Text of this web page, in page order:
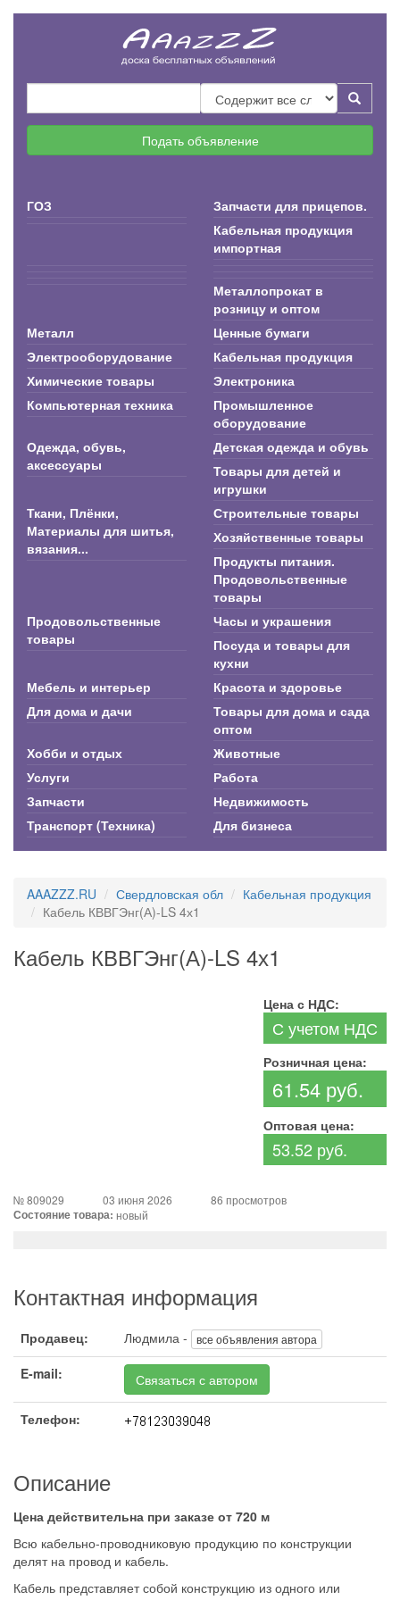
Подать объявление
ГОЗ
Запчасти для прицепов.
Кабельная продукция
импортная
Металлопрокат в
розницу и оптом
Металл
Ценные бумаги
Электрооборудование
Кабельная продукция
Химические товары
Электроника
Компьютерная техника
Промышленное
оборудование
Одежда, обувь,
аксессуары
Детская одежда и обувь
Товары для детей и
игрушки
Ткани, Плёнки,
Материалы для шитья,
вязания...
Строительные товары
Хозяйственные товары
Продукты питания.
Продовольственные
товары
Продовольственные
товары
Часы и украшения
Посуда и товары для
кухни
Мебель и интерьер
Красота и здоровье
Для дома и дачи
Товары для дома и сада
оптом
Хобби и отдых
Животные
Услуги
Работа
Запчасти
Недвижимость
Транспорт (Техника)
Для бизнеса
AAAZZZ.RU Свердловская обл
Кабельная продукция
Кабель КВВГЭнг(А)-LS 4х1
Кабель КВВГЭнг(А)-LS 4х1
Цена с НДС:
С учетом НДС
Розничная цена:
61.54 руб.
Оптовая цена:
53.52 руб.
№ 809029 03 июня 2026 86 просмотров
Состояние товара: новый
Контактная информация
Продавец: Людмила - все объявления автора
E-mail: Связаться с автором
Телефон:
Описание
Цена действительна при заказе от 720 м
Всю кабельно-проводниковую продукцию по конструкции
делят на провод и кабель.
Кабель представляет собой конструкцию из одного или